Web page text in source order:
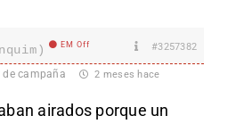
EM Off #3257382
campaña 2 meses hace
airados porque un